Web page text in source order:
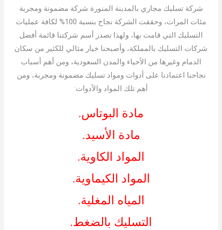
شركة تسليك مجاري بالمدينة المنورة شركة مضمونة ومجربة
مئات المرات، وحققت الشركة نجاح بنسبة 100% لكافة عمليات
التسليك التي قامت بها، ولهذا تصدر أسم شركتنا قائمة أفضل
شركات التسليك بالمملكة، وأصبحنا خيار مثالي للكثير من سكان
الدمام وغيرها من الأحياء والمدن السعودية، ومن أهم أسباب
نجاحنا اعتمادنا على أدوات ومواد تسليك مضمونة ومجربة، ومن
أهم تلك المواد والأدوات:
مادة البوتاس.
مادة الأسيد.
المواد الكاوية.
المواد الكيماوية.
المياه المغلية.
التسليك بالضغط.